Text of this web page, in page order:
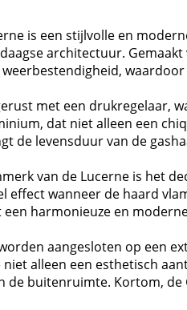
is een stijlvolle en
architectuur.
met een drukregelaar,
dat niet alleen een
de levensduur van de
van de Lucerne is het
effect wanneer de haard
harmonieuze en
aangesloten op een
niet alleen een esthetisch
de buitenruimte. Kortom,